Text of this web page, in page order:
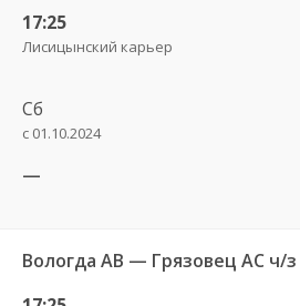
17:25
Лисицынский карьер
Сб
с 01.10.2024
—
Вологда АВ — Грязовец АС ч/з